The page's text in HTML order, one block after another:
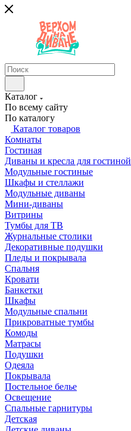
Каталог
По всему сайту
По каталогу
Каталог товаров
Комнаты
Гостиная
Диваны и кресла для гостиной
Модульные гостиные
Шкафы и стеллажи
Модульные диваны
Мини-диваны
Витрины
Тумбы для ТВ
Журнальные столики
Декоративные подушки
Пледы и покрывала
Спальня
Кровати
Банкетки
Шкафы
Модульные спальни
Прикроватные тумбы
Комоды
Матрасы
Подушки
Одеяла
Покрывала
Постельное белье
Освещение
Спальные гарнитуры
Детская